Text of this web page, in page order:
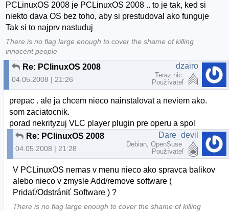
PCLinuxOS 2008 je PCLinuxOS 2008 .. to je tak, ked si
niekto dava OS bez toho, aby si prestudoval ako funguje
Tak si to najprv nastuduj
There is no flag large enough to cover the shame of killing
innocent people
Re: PClinuxOS 2008
04.05.2008 | 21:26
dzairo
Teraz nic
Používateľ
prepac . ale ja chcem nieco nainstalovat a neviem ako.
som zaciatocnik.
porad nekrityzuj VLC player plugin pre operu a spol
Re: PClinuxOS 2008
04.05.2008 | 21:28
Dare_devil
Debian, OpenSuse
Používateľ
V PCLinuxOS nemas v menu nieco ako spravca balikov
alebo nieco v zmysle Add/remove software (
Pridať/Odstrániť Software ) ?
There is no flag large enough to cover the shame of killing